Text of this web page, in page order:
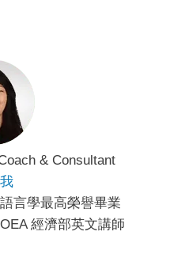
& Consultant
言學最高榮譽畢業
經濟部英文講師